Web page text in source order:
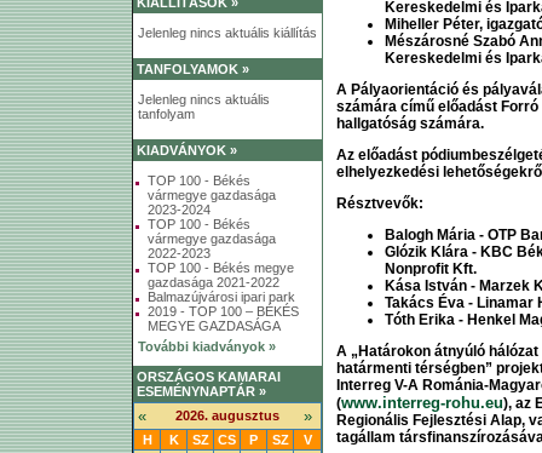
Jelenleg nincs aktuális kiállítás
TANFOLYAMOK »
Jelenleg nincs aktuális
tanfolyam
KIADVÁNYOK »
TOP 100 - Békés
vármegye gazdasága
2023-2024
TOP 100 - Békés
vármegye gazdasága
2022-2023
TOP 100 - Békés megye
gazdasága 2021-2022
Balmazújvárosi ipari park
2019 - TOP 100 – BÉKÉS
MEGYE GAZDASÁGA
További kiadványok »
ORSZÁGOS KAMARAI
ESEMÉNYNAPTÁR »
« 2026. augusztus »
H K SZ CS P SZ V
Kereskedelmi és
Miheller Péter,
Mészárosné Szabó
Kereskedelmi és
A Pályaorientáció és
számára című előadást
hallgatóság számára.
Az előadást
elhelyezkedési
Résztvevők:
Balogh Mária - OTP
Glózik Klára - KBC
Nonprofit Kft.
Kása István - Marzek
Takács Éva - Linamar
Tóth Erika - Henkel
A „Határokon átnyúló
határmenti térségben”
Interreg V-A Románia-
(www.interreg-rohu.eu), az
Regionális Fejlesztési Alap,
tagállam